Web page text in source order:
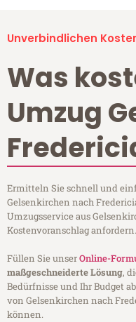
Unverbindlichen
Was
Umzug
Ermitteln Sie schnell und
Gelsenkirchen nach
Umzugsservice aus
Kostenvoranschlag anfordern.
Füllen Sie unserOnline-
maßgeschneiderte Lösung,
Bedürfnisse und Ihr Budget
von Gelsenkirchen nach
können.